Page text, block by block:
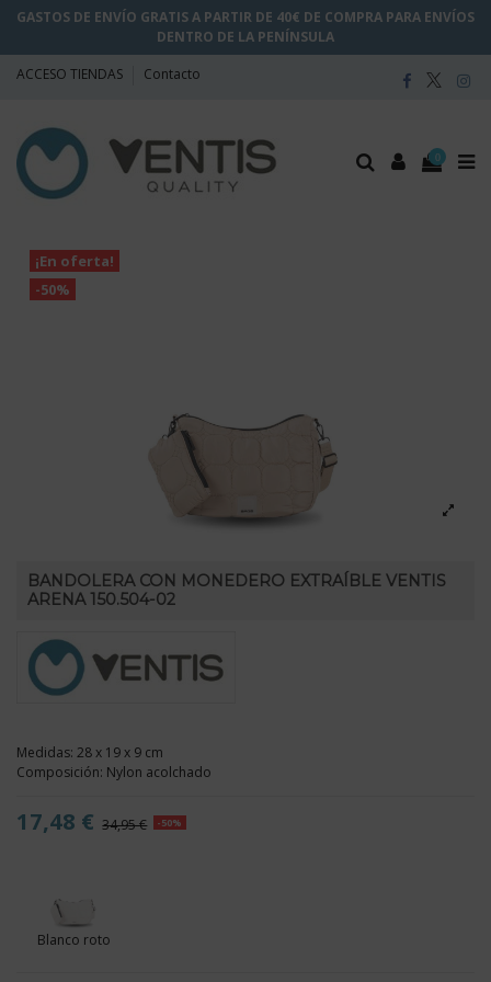
GASTOS DE ENVÍO GRATIS A PARTIR DE 40€ DE COMPRA PARA ENVÍOS
DENTRO DE LA PENÍNSULA
ACCESO TIENDAS Contacto
0
¡En oferta!
-50%
BANDOLERA CON MONEDERO EXTRAÍBLE VENTIS
ARENA 150.504-02
Medidas: 28 x 19 x 9 cm
Composición: Nylon acolchado
17,48 € 34,95 € -50%
Blanco roto